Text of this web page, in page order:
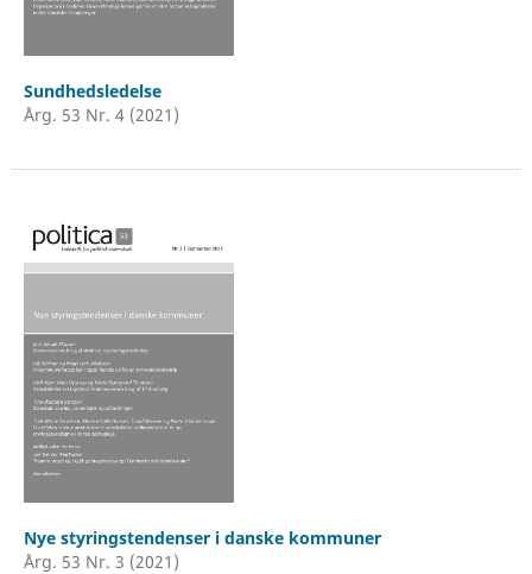
Sundhedsledelse
Årg. 53 Nr. 4 (2021)
Nye styringstendenser i danske kommuner
Årg. 53 Nr. 3 (2021)